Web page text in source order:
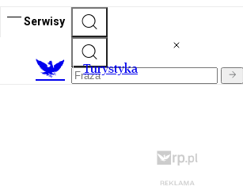
Serwisy
Turystyka